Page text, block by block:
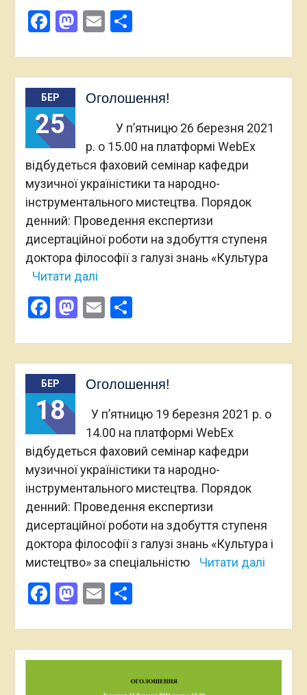
Facebook
Mastodon
EmailПоділитися
БЕР
25
Оголошення!
У п’ятницю 26 березня 2021
р. о 15.00 на платформі WebEx
відбудеться фаховий семінар кафедри
музичної україністики та народно-
інструментального мистецтва. Порядок
денний: Проведення експертизи
дисертаційної роботи на здобуття ступеня
доктора філософії з галузі знань «Культура
Читати далі
Facebook
Mastodon
EmailПоділитися
БЕР
18
Оголошення!
У п’ятницю 19 березня 2021 р. о
14.00 на платформі WebEx
відбудеться фаховий семінар кафедри
музичної україністики та народно-
інструментального мистецтва. Порядок
денний: Проведення експертизи
дисертаційної роботи на здобуття ступеня
доктора філософії з галузі знань «Культура і
мистецтво» за спеціальністю
Читати далі
Facebook
Mastodon
EmailПоділитися